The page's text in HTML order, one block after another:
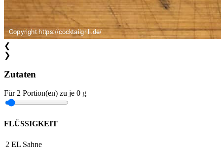
❮
❯
Zutaten
Für 2 Portion(en) zu je 0 g
FLÜSSIGKEIT
2 EL Sahne